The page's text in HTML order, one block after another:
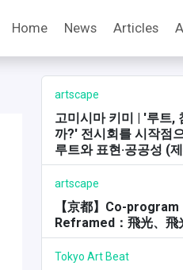
Home News Articles
artscape
고미시마 키미 | '루트,
까?' 전시회를 시작점
루트와 표현·공공성 (
artscape
【京都】Co-program
Reframed：飛光、飛
Tokyo Art Beat